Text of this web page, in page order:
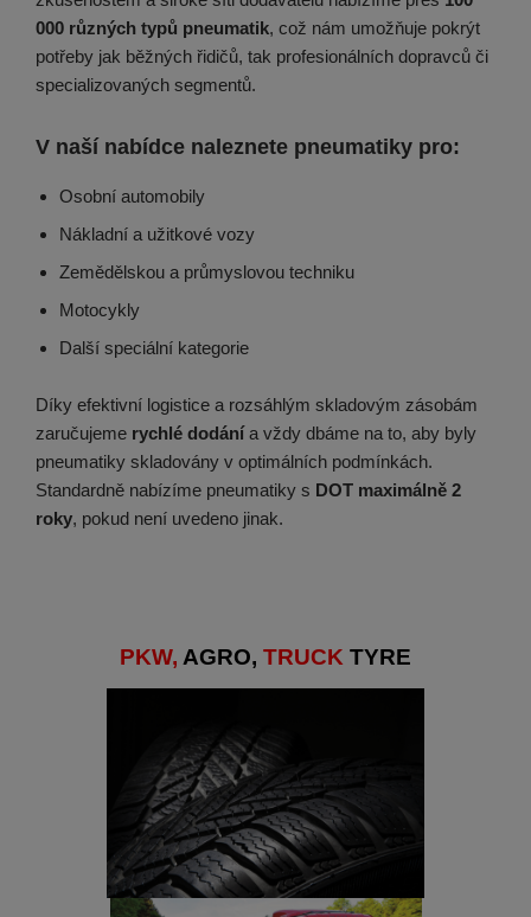
000 různých typů pneumatik, což nám umožňuje pokrýt
potřeby jak běžných řidičů, tak profesionálních dopravců či
specializovaných segmentů.
V naší nabídce naleznete pneumatiky pro:
Osobní automobily
Nákladní a užitkové vozy
Zemědělskou a průmyslovou techniku
Motocykly
Další speciální kategorie
Díky efektivní logistice a rozsáhlým skladovým zásobám
zaručujeme rychlé dodánía vždy dbáme na to, aby byly
pneumatiky skladovány v optimálních podmínkách.
Standardně nabízíme pneumatiky s DOT maximálně 2
roky, pokud není uvedeno jinak.
PKW, AGRO, TRUCK TYRE